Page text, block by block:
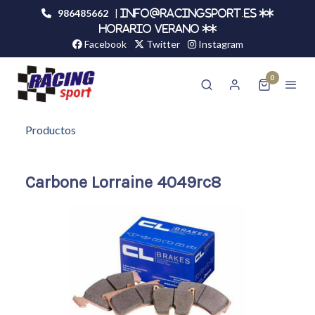
986485662 |
info@racingsport.es **
HORARIO VERANO **
Facebook Twitter Instagram
0
Productos
Carbone Lorraine 4049rc8